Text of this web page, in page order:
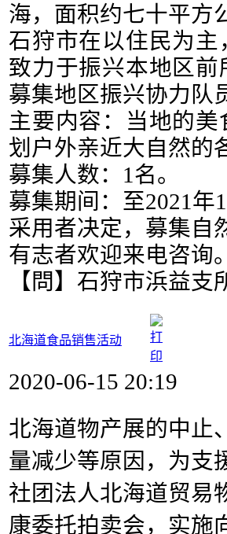
海，面积约七十平方
石狩市在以住民为
致力于振兴本地区
募集地区振兴协力队
主要内容：当地的
划户外亲近大自然的
募集人数：1名。
募集期间：至2021年
采用者决定，募集自
有志者欢迎来电咨询。
【問】石狩市浜益
北海道食品销售活动
2020-06-15 20:19
北海道物产展的中止
量减少等原因，为支
社团法人北海道贸易
康委托拍卖会，实施